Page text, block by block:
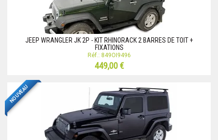
JEEP WRANGLER JK 2P - KIT RHINORACK 2 BARRES DE TOIT +
FIXATIONS
Réf.: 849OI9496
449,00 €
NOUVEAU